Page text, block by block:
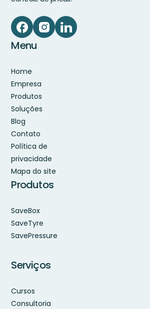
Menu
Home
Empresa
Produtos
Soluções
Blog
Contato
Política de
privacidade
Mapa do site
Produtos
SaveBox
SaveTyre
SavePressure
Serviços
Cursos
Consultoria